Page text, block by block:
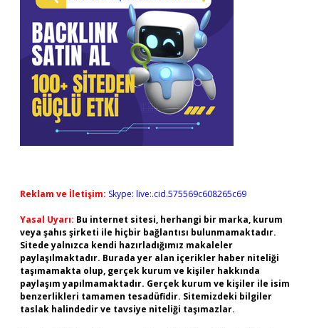
Reklam ve İletişim: Skype: live:.cid.575569c608265c69
Yasal Uyarı: Bu internet sitesi, herhangi bir marka, kurum
veya şahıs şirketi ile hiçbir bağlantısı bulunmamaktadır.
Sitede yalnızca kendi hazırladığımız makaleler
paylaşılmaktadır. Burada yer alan içerikler haber niteliği
taşımamakta olup, gerçek kurum ve kişiler hakkında
paylaşım yapılmamaktadır. Gerçek kurum ve kişiler ile isim
benzerlikleri tamamen tesadüfidir. Sitemizdeki bilgiler
taslak halindedir ve tavsiye niteliği taşımazlar.